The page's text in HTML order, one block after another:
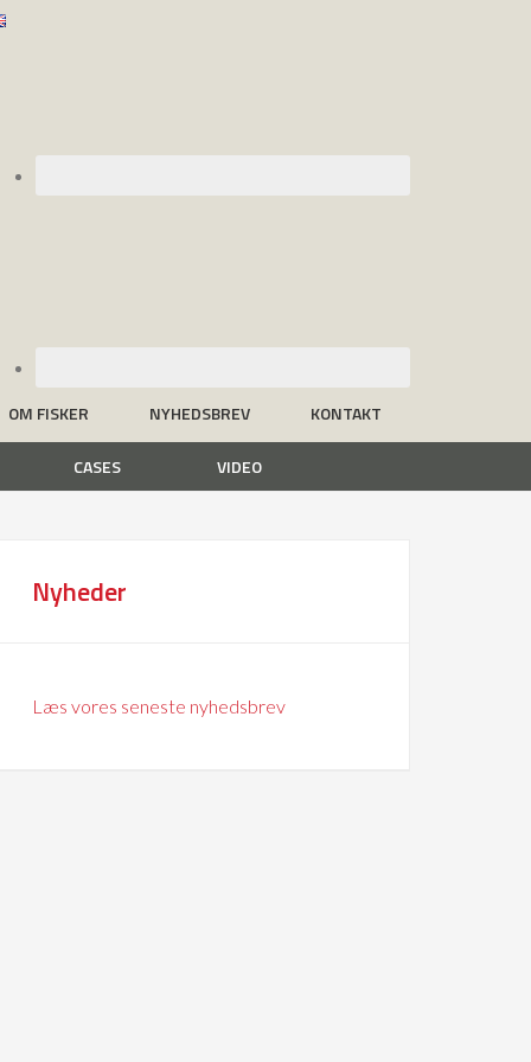
OM FISKER NYHEDSBREV KONTAKT
CASES VIDEO
Nyheder
Læs vores seneste nyhedsbrev